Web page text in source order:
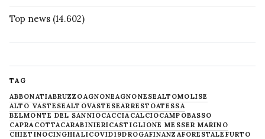
Top news (14.602)
TAG
ABBONATIABRUZZOAGNONEAGNONESEALTOMOLISE
ALTO VASTESEALTOVASTESEARRESTOATESSA
BELMONTE DEL SANNIOCACCIACALCIOCAMPOBASSO
CAPRACOTTACARABINIERICASTIGLIONE MESSER MARINO
CHIETINOCINGHIALICOVID19DROGAFINANZAFORESTALE FURTO